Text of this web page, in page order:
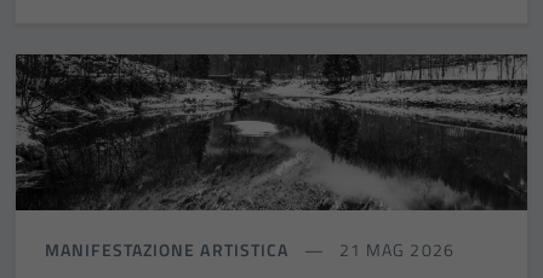
MANIFESTAZIONE ARTISTICA 21 MAG 2026